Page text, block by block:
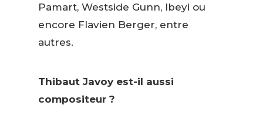
Pamart, Westside Gunn, Ibeyi ou
encore Flavien Berger, entre
autres.
Thibaut Javoy est-il aussi
compositeur ?